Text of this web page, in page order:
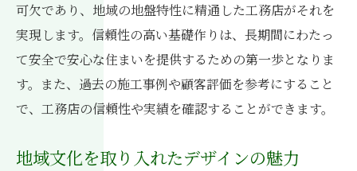
可欠であり、地域の地盤特性に精通した工務店がそれを
実現します。信頼性の高い基礎作りは、長期間にわたっ
て安全で安心な住まいを提供するための第一歩となりま
す。また、過去の施工事例や顧客評価を参考にすること
で、工務店の信頼性や実績を確認することができます。
地域文化を取り入れたデザインの魅力